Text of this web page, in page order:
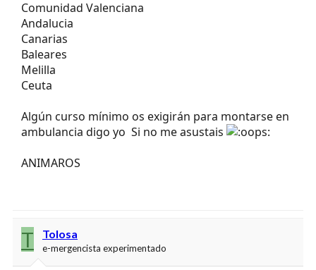
Comunidad Valenciana
Andalucia
Canarias
Baleares
Melilla
Ceuta
Algún curso mínimo os exigirán para montarse en
ambulancia digo yo
Si no me asustais
T Tolosa
e-mergencista experimentado